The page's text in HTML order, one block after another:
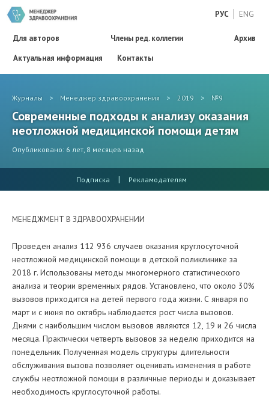
РУС ENG
Для авторов Члены ред. коллегии
Архив
Актуальная информация
Контакты
Журналы > Менеджер здравоохранения > 2019 > №9
Современные подходы к анализу оказания
неотложной медицинской помощи детям
Опубликовано: 6 лет, 8 месяцев назад
Подписка | Рекламодателям
МЕНЕДЖМЕНТ В ЗДРАВООХРАНЕНИИ
Проведен анализ 112 936 случаев оказания круглосуточной
неотложной медицинской помощи в детской поликлинике за
2018 г. Использованы методы многомерного статистического
анализа и теории временных рядов. Установлено, что около 30%
вызовов приходится на детей первого года жизни. С января по
март и с июня по октябрь наблюдается рост числа вызовов.
Днями с наибольшим числом вызовов являются 12, 19 и 26 числа
месяца. Практически четверть вызовов за неделю приходится на
понедельник. Полученная модель структуры длительности
обслуживания вызова позволяет оценивать изменения в работе
службы неотложной помощи в различные периоды и доказывает
необходимость круглосуточной работы.